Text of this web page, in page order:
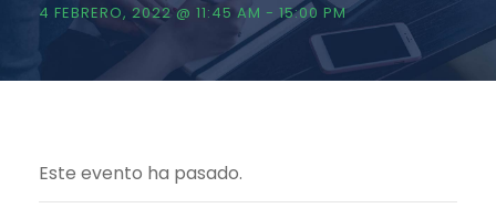
4 FEBRERO, 2022 @ 11:45 AM -15:00 PM
Este evento ha pasado.